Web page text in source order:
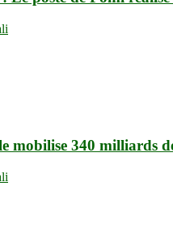
mobilise 340 milliards